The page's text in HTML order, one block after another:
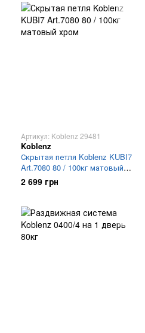
Артикул: Koblenz 29481
Koblenz
Скрытая петля Koblenz KUBI7
Art.7080 80 / 100кг матовый
хром
2 699 грн